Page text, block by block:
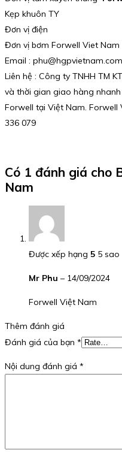
Kẹp khuôn TY
Đơn vị điện
Đơn vị bơm Forwell Viet Nam
Email : phu@hgpvietnam.com
Liên hệ : Công ty TNHH TM
và thời gian giao hàng nhanh
Forwell tại Việt Nam. Forwell
336 079
Có 1 đánh giá cho
Nam
Được xếp hạng 5 5 sao
Mr Phu – 14/09/2024
Forwell Việt Nam
Thêm đánh giá
Đánh giá của bạn *
Nội dung đánh giá *